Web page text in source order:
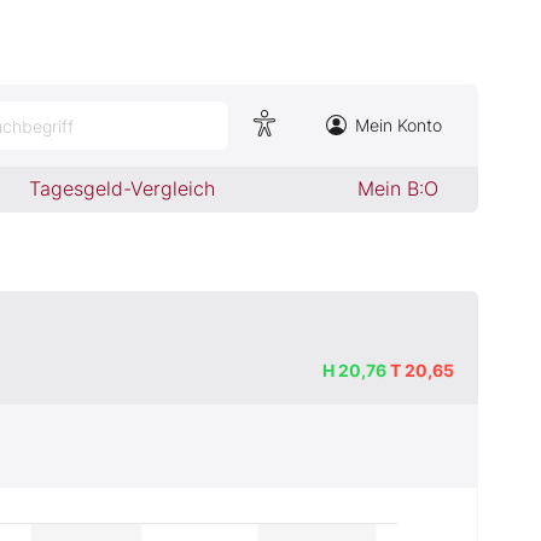
Mein Konto
Tagesgeld-Vergleich Mein B:O
H20,76T20,65